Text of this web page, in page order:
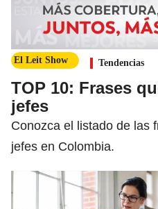
El Leit Show Tendencias
TOP 10: Frases
jefes
Conozca el listado de las
jefes en Colombia.